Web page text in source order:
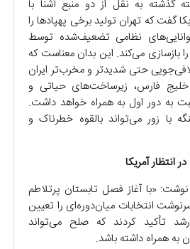
گذشته به نقل از دو منبع آشنا با
گفت که تهران تولید برخی پهپادها را
نظامی تضعیف‌شده توسط
بازسازی می‌کند. این بدان معناست که
حتی شدیدتر و مخرب‌تر ایران
فارس، زیرساخت‌های حیاتی و
به دور اول به همراه خواهد داشت.
با زور می‌تواند بالقوه خطرناک و
انتظار آمریکا
«با آغاز فصل تابستان پرتلاطم
انتخابات میان‌دوره‌ای را تعیین
تأکید کردند که صلح می‌تواند
به همراه داشته باشد.